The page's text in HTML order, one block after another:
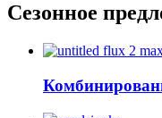
Сезонное